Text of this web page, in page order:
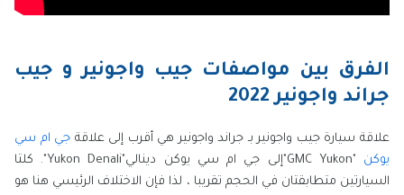
الفرق بين مواصفات جيب واجونير و جيب
جراند واجونير 2022
علاقة سيارة جيب واجونير بـ جراند واجونير هي أقرب إلى علاقة جي ام سي
يوكن
"GMC Yukon"إلى جي ام سي يوكن دينالي"Yukon Denali". كلتا
السيارتين متطابقتان في الحجم تقريبا ، لذا فإن الاختلاف الرئيسي هنا هو